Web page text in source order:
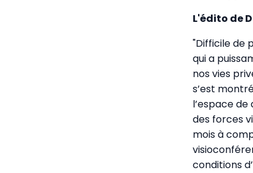
L'édito de
"Difficile de
qui a
nos vies
s’est
l’espace
des forces
mois à
conditions